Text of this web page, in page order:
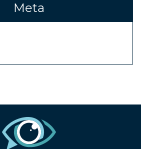
Meta